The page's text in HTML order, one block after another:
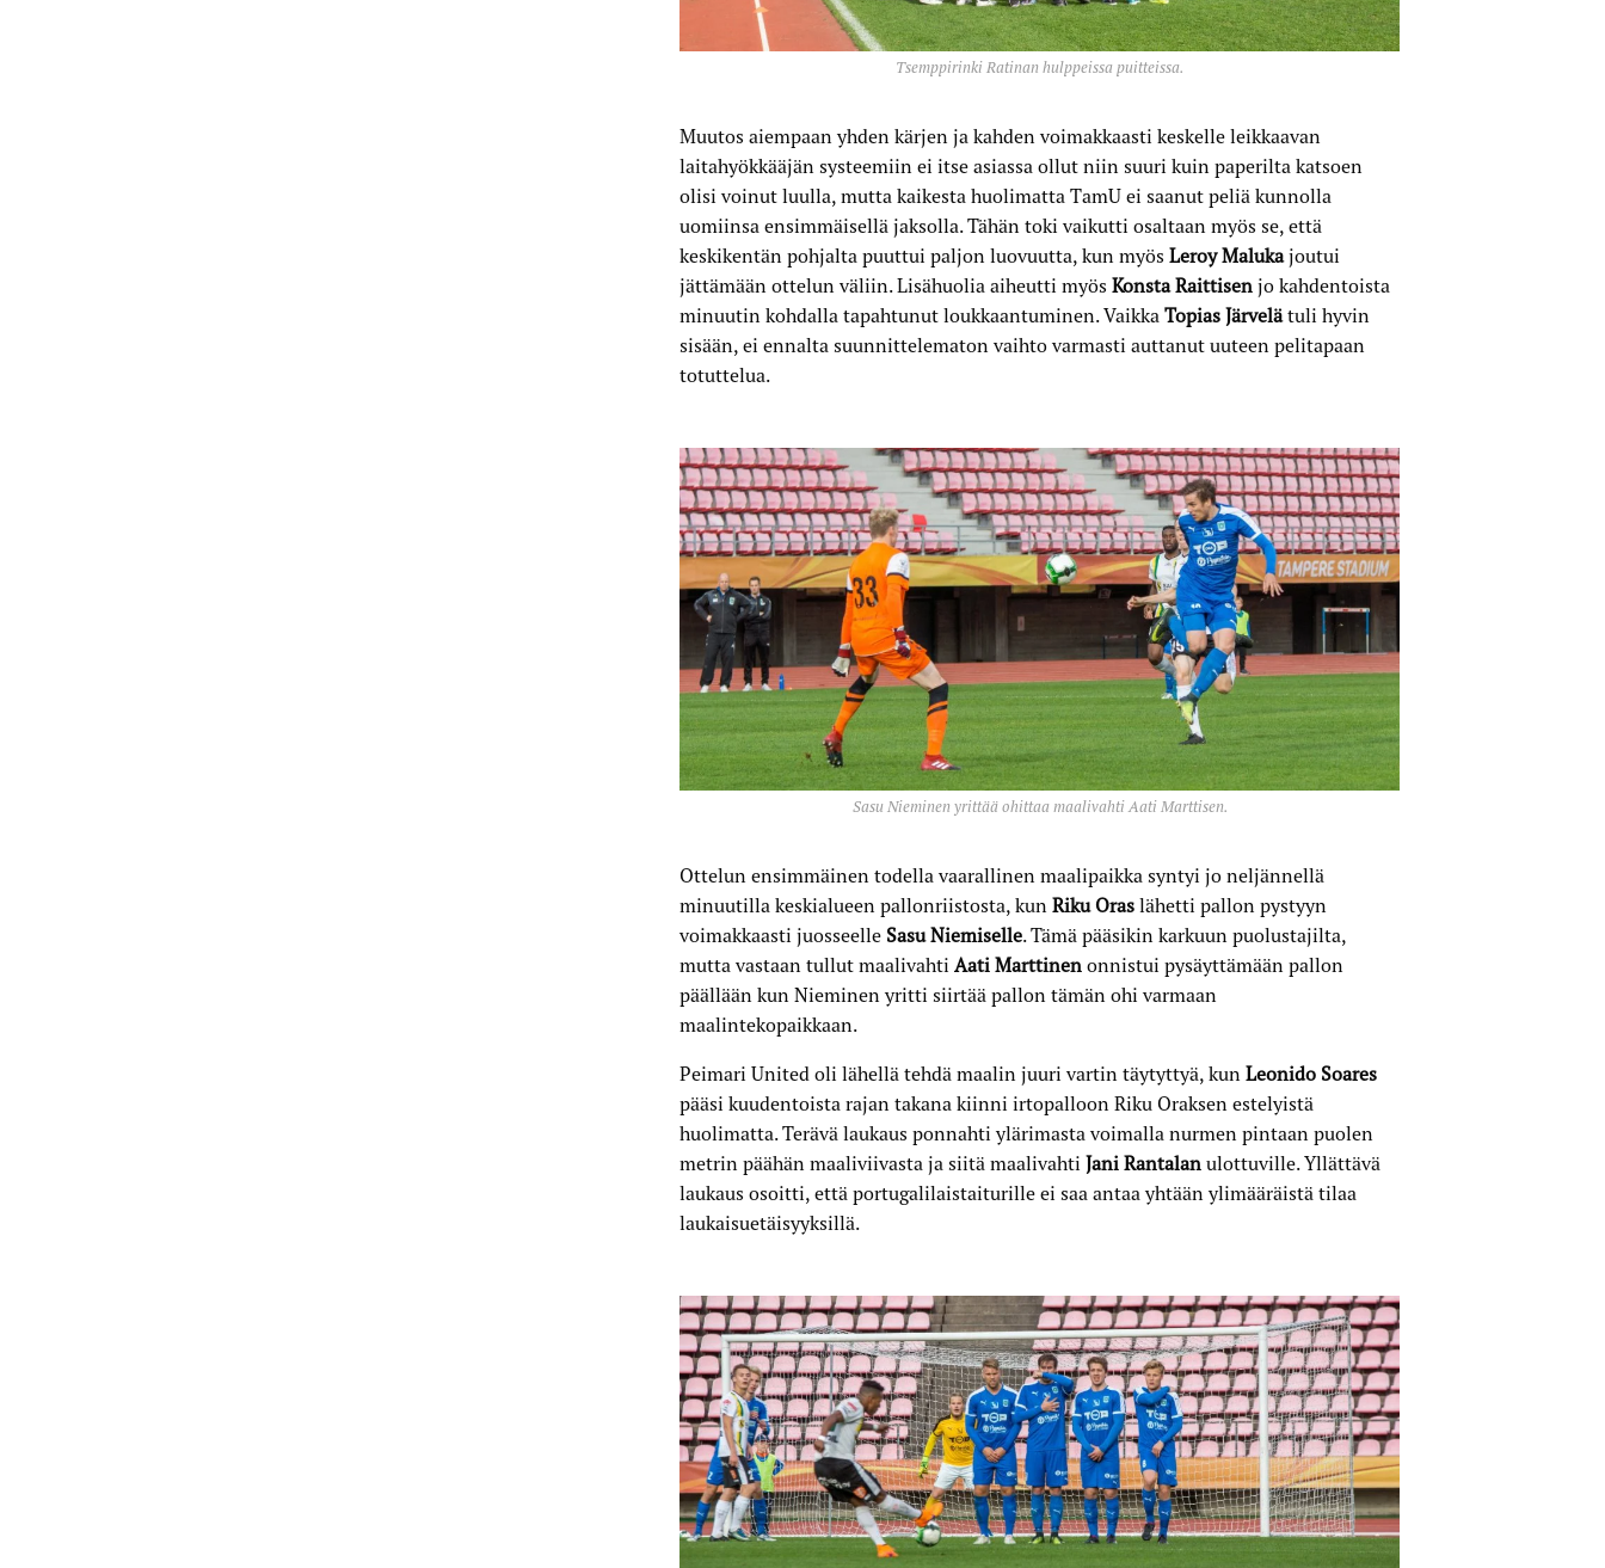
Tsemppirinki Ratinan hulppeissa puitteissa.
Muutos aiempaan yhden kärjen ja kahden voimakkaasti keskelle leikkaavan
laitahyökkääjän systeemiin ei itse asiassa ollut niin suuri kuin paperilta katsoen
olisi voinut luulla, mutta kaikesta huolimatta TamU ei saanut peliä kunnolla
uomiinsa ensimmäisellä jaksolla. Tähän toki vaikutti osaltaan myös se, että
keskikentän pohjalta puuttui paljon luovuutta, kun myösLeroy Malukajoutui
jättämään ottelun väliin. Lisähuolia aiheutti myösKonsta Raittisen jo kahdentoista
minuutin kohdalla tapahtunut loukkaantuminen. VaikkaTopias Järvelätuli hyvin
sisään, ei ennalta suunnittelematon vaihto varmasti auttanut uuteen pelitapaan
totuttelua.
Sasu Nieminen yrittää ohittaa maalivahti Aati Marttisen.
Ottelun ensimmäinen todella vaarallinen maalipaikka syntyi jo neljännellä
minuutilla keskialueen pallonriistosta, kunRiku Oras lähetti pallon pystyyn
voimakkaasti juosseelle Sasu Niemiselle. Tämä pääsikin karkuun puolustajilta,
mutta vastaan tullut maalivahtiAati Marttinen onnistui pysäyttämään pallon
päällään kun Nieminen yritti siirtää pallon tämän ohi varmaan
maalintekopaikkaan.
Peimari United oli lähellä tehdä maalin juuri vartin täytyttyä, kunLeonido Soares
pääsi kuudentoista rajan takana kiinni irtopalloon Riku Oraksen estelyistä
huolimatta. Terävä laukaus ponnahti ylärimasta voimalla nurmen pintaan puolen
metrin päähän maaliviivasta ja siitä maalivahtiJani Rantalan ulottuville. Yllättävä
laukaus osoitti, että portugalilaistaiturille ei saa antaa yhtään ylimääräistä tilaa
laukaisuetäisyyksillä.